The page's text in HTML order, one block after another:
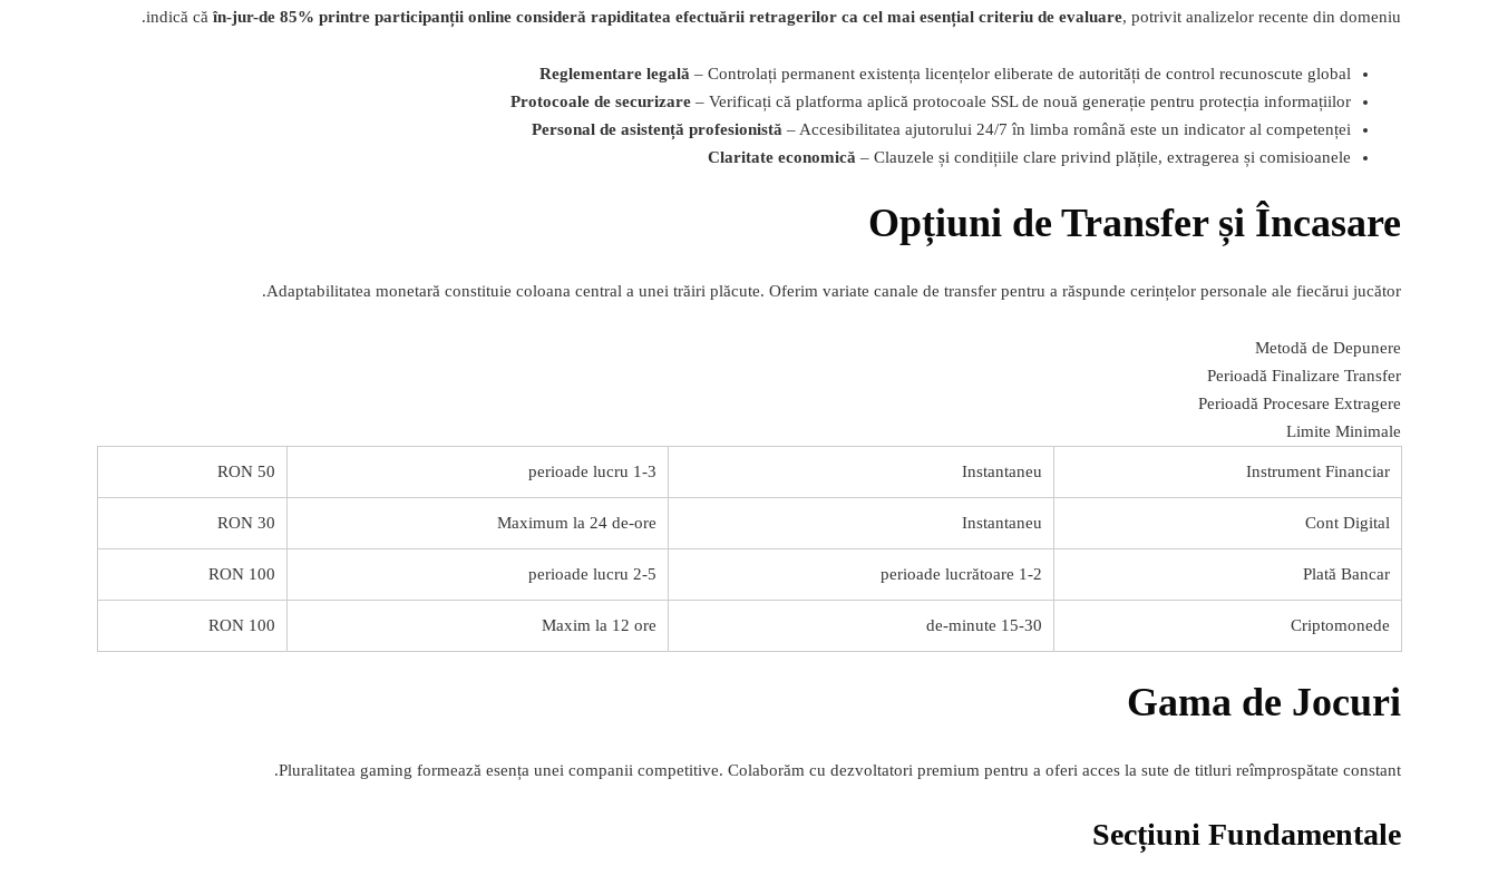
indică că în-jur-de 85% printre participanții online consideră rapiditatea efectuării retragerilor ca cel mai esențial criteriu de evaluare, potrivit analizelor recente din domeniu.
Reglementare legală – Controlați permanent existența licențelor eliberate de autorități de control recunoscute global
Protocoale de securizare – Verificați că platforma aplică protocoale SSL de nouă generație pentru protecția informațiilor
Personal de asistență profesionistă – Accesibilitatea ajutorului 24/7 în limba română este un indicator al competenței
Claritate economică – Clauzele și condițiile clare privind plățile, extragerea și comisioanele
Opțiuni de Transfer și Încasare
Adaptabilitatea monetară constituie coloana central a unei trăiri plăcute. Oferim variate canale de transfer pentru a răspunde cerințelor personale ale fiecărui jucător.
Metodă de Depunere
Perioadă Finalizare Transfer
Perioadă Procesare Extragere
Limite Minimale
Instrument Financiar
Instantaneu
1-3 perioade lucru
50 RON
Cont Digital
Instantaneu
Maximum la 24 de-ore
30 RON
Plată Bancar
1-2 perioade lucrătoare
2-5 perioade lucru
100 RON
Criptomonede
15-30 de-minute
Maxim la 12 ore
100 RON
Gama de Jocuri
Pluralitatea gaming formează esența unei companii competitive. Colaborăm cu dezvoltatori premium pentru a oferi acces la sute de titluri reîmprospătate constant.
Secțiuni Fundamentale